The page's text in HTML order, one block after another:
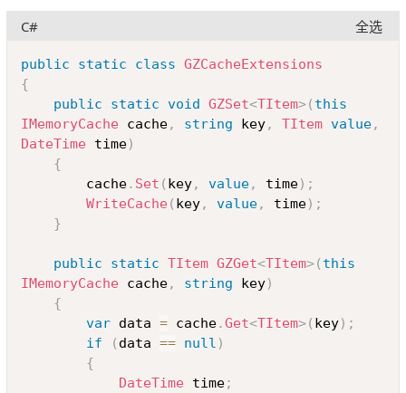
C# 全选
public static class GZCacheExtensions
{
public
static void GZSet<TItem>( this
IMemoryCache cache, string key, TItem value,
DateTime time)
{
		cache
. Set ( key, value, time) ;
WriteCache( key, value, time) ;
}
public static TItem GZGet<TItem>( this
IMemoryCache cache, string key)
{
var data = cache.Get<TItem>( key) ;
if
( data == null )
{
DateTime time;